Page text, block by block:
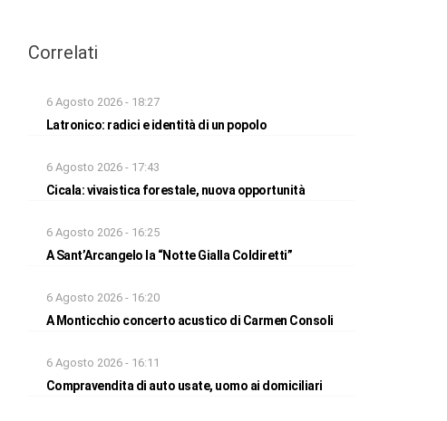
Correlati
6 Agosto 2026 - 18:27
Latronico: radici e identità di un popolo
6 Agosto 2026 - 17:43
Cicala: vivaistica forestale, nuova opportunità
6 Agosto 2026 - 16:25
A Sant’Arcangelo la “Notte Gialla Coldiretti”
6 Agosto 2026 - 16:20
A Monticchio concerto acustico di Carmen Consoli
6 Agosto 2026 - 16:11
Compravendita di auto usate, uomo ai domiciliari